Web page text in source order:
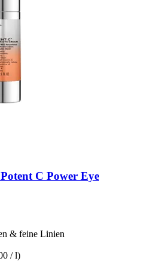
Potent C Power Eye
& feine Linien
/ l)